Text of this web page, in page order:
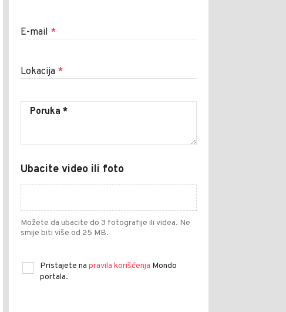
E-mail *
Lokacija *
Ubacite video ili foto
Možete da ubacite do 3 fotografije ili videa. Ne
smije biti više od 25 MB.
Pristajete na pravila korišćenja Mondo
portala.